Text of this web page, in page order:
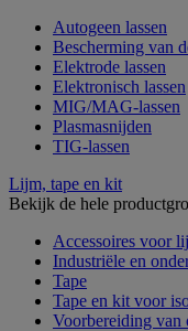
Autogeen lassen
Bescherming van
Elektrode lassen
Elektronisch lassen
MIG/MAG-lassen
Plasmasnijden
TIG-lassen
Lijm, tape en kit
Bekijk de hele
Accessoires voor
Industriële en
Tape
Tape en kit voor
Voorbereiding van